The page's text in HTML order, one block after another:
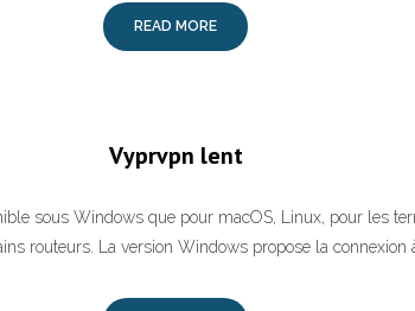
READ MORE
Vyprvpn lent
sous Windows que pour macOS, Linux, pour les
routeurs. La version Windows propose la connexion